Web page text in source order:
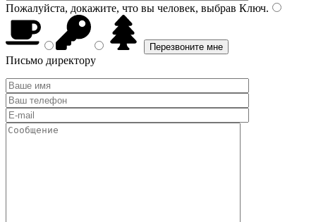
Пожалуйста, докажите, что вы человек, выбрав Ключ.
Письмо директору